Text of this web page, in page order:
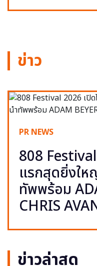
ข่าว
PR NEWS
808
แรกสุดยิ่งใ
ทัพพร้อม
CHRIS
ข่าวล่าสุด